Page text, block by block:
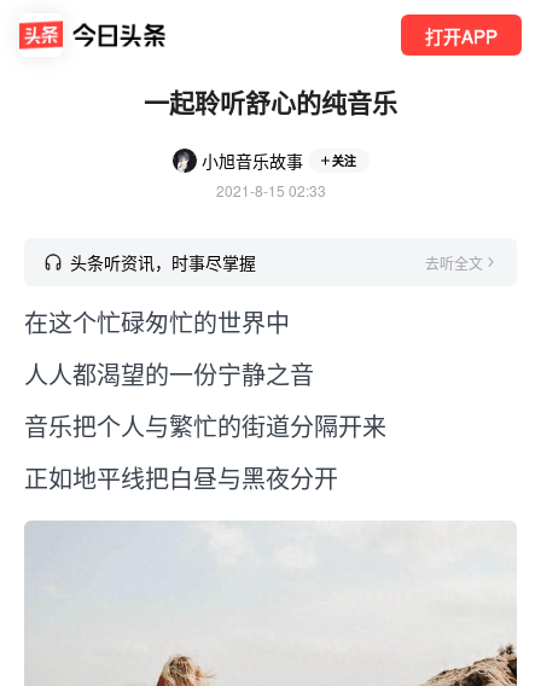
打开APP
一起聆听舒心的纯音乐
小旭音乐故事 关注
2021-8-15 02:33
头条听资讯，时事尽掌握 去听全文
在这个忙碌匆忙的世界中
人人都渴望的一份宁静之音
音乐把个人与繁忙的街道分隔开来
正如地平线把白昼与黑夜分开